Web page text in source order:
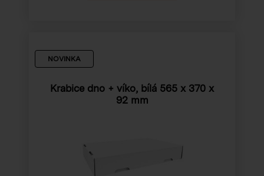
NOVINKA
Krabice dno + víko, bílá 565 x 370 x
92 mm